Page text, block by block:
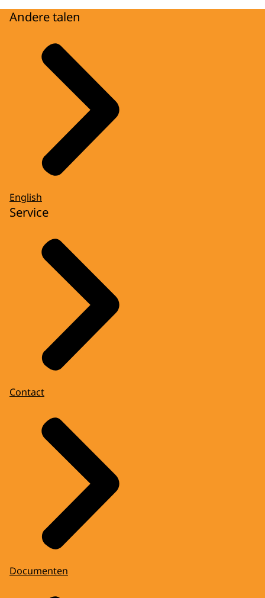
Andere talen
English
Service
Contact
Documenten